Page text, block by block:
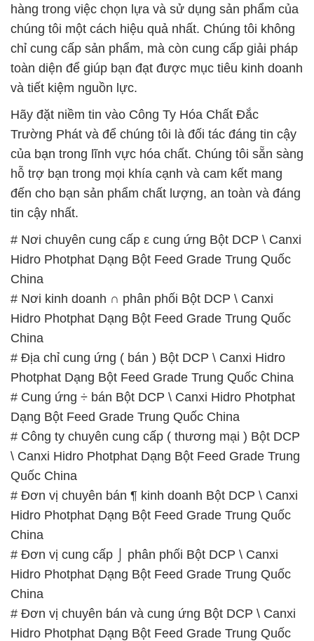
hàng trong việc chọn lựa và sử dụng sản phẩm của
chúng tôi một cách hiệu quả nhất. Chúng tôi không
chỉ cung cấp sản phẩm, mà còn cung cấp giải pháp
toàn diện để giúp bạn đạt được mục tiêu kinh doanh
và tiết kiệm nguồn lực.
Hãy đặt niềm tin vào Công Ty Hóa Chất Đắc
Trường Phát và để chúng tôi là đối tác đáng tin cậy
của bạn trong lĩnh vực hóa chất. Chúng tôi sẵn sàng
hỗ trợ bạn trong mọi khía cạnh và cam kết mang
đến cho bạn sản phẩm chất lượng, an toàn và đáng
tin cậy nhất.
# Nơi chuyên cung cấp ε cung ứng Bột DCP \ Canxi
Hidro Photphat Dạng Bột Feed Grade Trung Quốc
China
# Nơi kinh doanh ∩ phân phối Bột DCP \ Canxi
Hidro Photphat Dạng Bột Feed Grade Trung Quốc
China
# Địa chỉ cung ứng ( bán ) Bột DCP \ Canxi Hidro
Photphat Dạng Bột Feed Grade Trung Quốc China
# Cung ứng ÷ bán Bột DCP \ Canxi Hidro Photphat
Dạng Bột Feed Grade Trung Quốc China
# Công ty chuyên cung cấp ( thương mại ) Bột DCP
\ Canxi Hidro Photphat Dạng Bột Feed Grade Trung
Quốc China
# Đơn vị chuyên bán ¶ kinh doanh Bột DCP \ Canxi
Hidro Photphat Dạng Bột Feed Grade Trung Quốc
China
# Đơn vị cung cấp ⌡ phân phối Bột DCP \ Canxi
Hidro Photphat Dạng Bột Feed Grade Trung Quốc
China
# Đơn vị chuyên bán và cung ứng Bột DCP \ Canxi
Hidro Photphat Dạng Bột Feed Grade Trung Quốc